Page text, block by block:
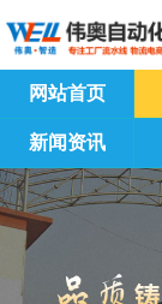
网站首页
新闻资讯